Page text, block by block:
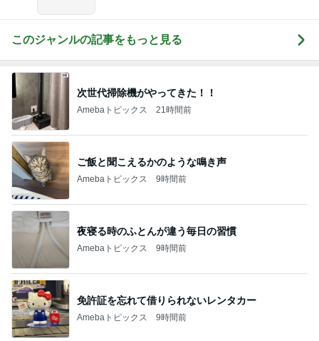
このジャンルの記事をもっと見る
次世代掃除機がやってきた！！
Amebaトピックス 21時間前
ご飯と聞こえるかのような鳴き声
Amebaトピックス 9時間前
夜寝る時のふとんが違う毎日の習慣
Amebaトピックス 9時間前
免許証を忘れて借りられないレンタカー
Amebaトピックス 9時間前